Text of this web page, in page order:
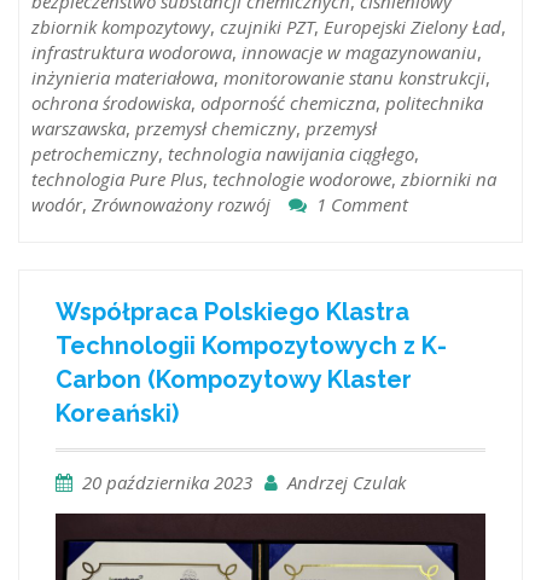
zbiornik kompozytowy, czujniki PZT, Europejski Zielony Ład,
infrastruktura wodorowa, innowacje w magazynowaniu,
inżynieria materiałowa, monitorowanie stanu konstrukcji,
ochrona środowiska, odporność chemiczna, politechnika
warszawska, przemysł chemiczny, przemysł
petrochemiczny, technologia nawijania ciągłego,
technologia Pure Plus, technologie wodorowe, zbiorniki na
wodór, Zrównoważony rozwój 1 Comment
Współpraca Polskiego Klastra
Technologii Kompozytowych z K-
Carbon (Kompozytowy Klaster
Koreański)
20 października 2023 Andrzej Czulak